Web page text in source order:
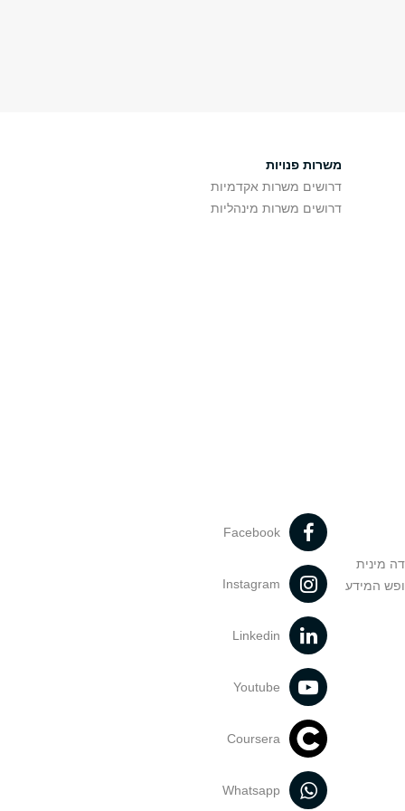
משרות פנויות
דרושים משרות אקדמיות
דרושים משרות מינהליות
מינית
המידע
Facebook
Instagram
Linkedin
Youtube
Coursera
Whatsapp